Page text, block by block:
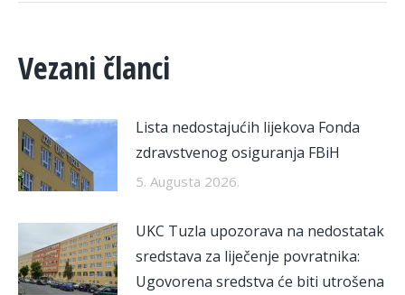
Vezani članci
Lista nedostajućih lijekova Fonda
zdravstvenog osiguranja FBiH
5. Augusta 2026.
UKC Tuzla upozorava na nedostatak
sredstava za liječenje povratnika:
Ugovorena sredstva će biti utrošena